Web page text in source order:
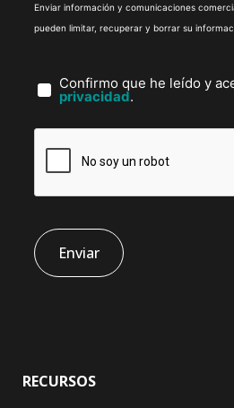
Enviar información y comunicaciones
pueden limitar, recuperar y borrar su
Confirmo que he leído y
privacidad.
RECURSOS